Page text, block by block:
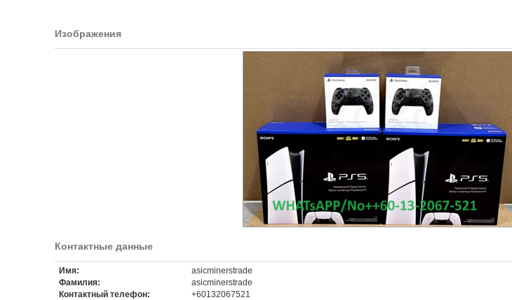
Изображения
Контактные данные
Имя:
asicminerstrade
Фамилия:
asicminerstrade
Контактный телефон:
+60132067521